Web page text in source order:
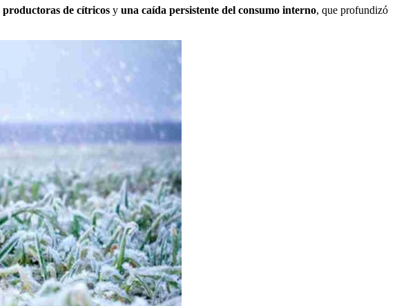
productoras de cítricos y una caída persistente del consumo interno, que profundizó